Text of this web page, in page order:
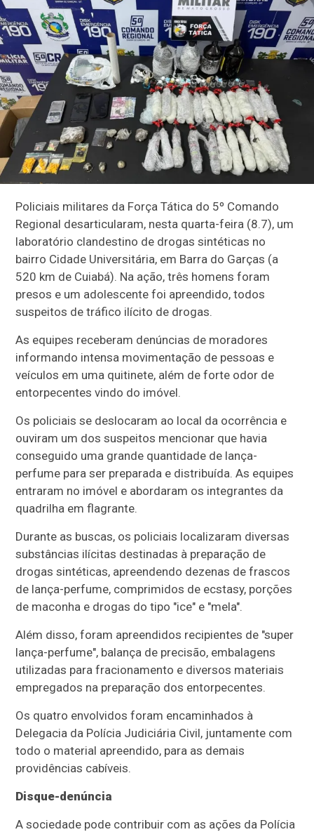
Policiais militares da Força Tática do 5º Comando
Regional desarticularam, nesta quarta-feira (8.7), um
laboratório clandestino de drogas sintéticas no
bairro Cidade Universitária, em Barra do Garças (a
520 km de Cuiabá). Na ação, três homens foram
presos e um adolescente foi apreendido, todos
suspeitos de tráfico ilícito de drogas.
As equipes receberam denúncias de moradores
informando intensa movimentação de pessoas e
veículos em uma quitinete, além de forte odor de
entorpecentes vindo do imóvel.
Os policiais se deslocaram ao local da ocorrência e
ouviram um dos suspeitos mencionar que havia
conseguido uma grande quantidade de lança-
perfume para ser preparada e distribuída. As equipes
entraram no imóvel e abordaram os integrantes da
quadrilha em flagrante.
Durante as buscas, os policiais localizaram diversas
substâncias ilícitas destinadas à preparação de
drogas sintéticas, apreendendo dezenas de frascos
de lança-perfume, comprimidos de ecstasy, porções
de maconha e drogas do tipo "ice" e "mela".
Além disso, foram apreendidos recipientes de "super
lança-perfume", balança de precisão, embalagens
utilizadas para fracionamento e diversos materiais
empregados na preparação dos entorpecentes.
Os quatro envolvidos foram encaminhados à
Delegacia da Polícia Judiciária Civil, juntamente com
todo o material apreendido, para as demais
providências cabíveis.
Disque-denúncia
A sociedade pode contribuir com as ações da Polícia